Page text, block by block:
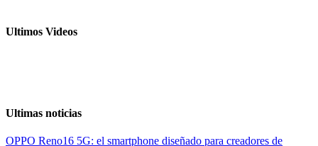
Ultimos Videos
Ultimas noticias
OPPO Reno16 5G: el smartphone diseñado para creadores de